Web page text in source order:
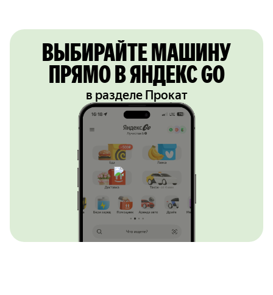
ВЫБИРАЙТЕ МАШИНУ
ПРЯМО В ЯНДЕКС GO
в разделе Прокат